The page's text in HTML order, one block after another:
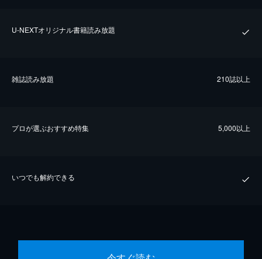
U-NEXTオリジナル書籍読み放題
雑誌読み放題 210誌以上
プロが選ぶおすすめ特集 5,000以上
いつでも解約できる